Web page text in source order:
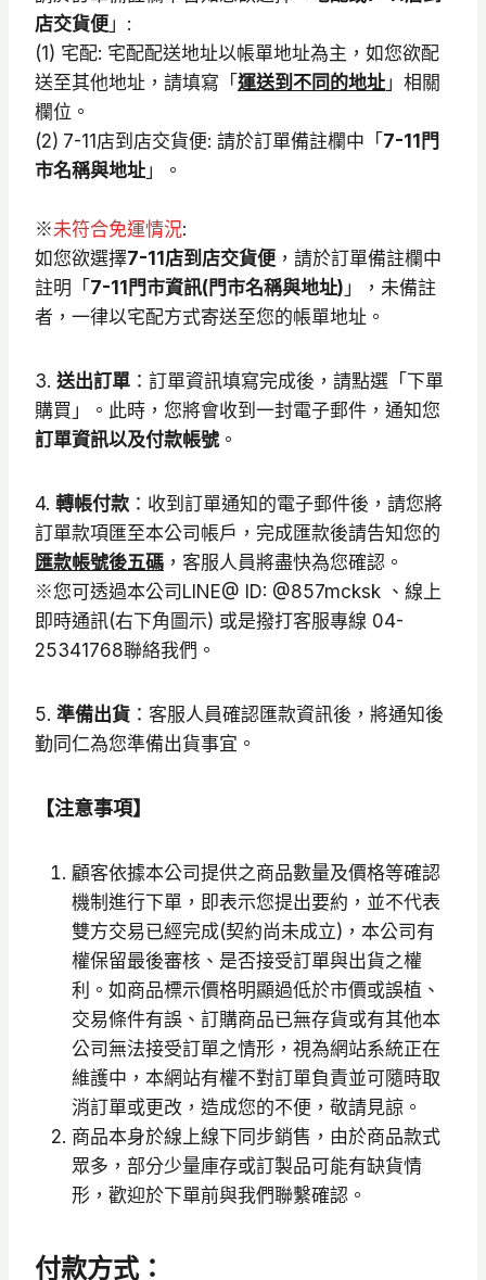
店交貨便 」:
(1) 宅配: 宅配配送地址以帳單地址為主，如您欲配
送至其他地址，請填寫「 運送到不同的地址 」相關
欄位。
(2) 7-11店到店交貨便: 請於訂單備註欄中「 7-11門
市名稱與地址 」。
※未符合免運情況:
如您欲選擇7-11店到店交貨便 ，請於訂單備註欄中
註明「 7-11門市資訊(門市名稱與地址) 」，未備註
者，一律以宅配方式寄送至您的帳單地址。
3. 送出訂單 ：訂單資訊填寫完成後，請點選「下單
購買」。此時，您將會收到一封電子郵件，通知您
訂單資訊以及付款帳號 。
4. 轉帳付款 ：收到訂單通知的電子郵件後，請您將
訂單款項匯至本公司帳戶，完成匯款後請告知您的
匯款帳號後五碼 ，客服人員將盡快為您確認。
※您可透過本公司LINE@ ID: @857mcksk 、線上
即時通訊(右下角圖示) 或是撥打客服專線 04-
25341768聯絡我們。
5. 準備出貨 ：客服人員確認匯款資訊後，將通知後
勤同仁為您準備出貨事宜。
【注意事項】
顧客依據本公司提供之商品數量及價格等確認
機制進行下單，即表示您提出要約，並不代表
雙方交易已經完成(契約尚未成立)，本公司有
權保留最後審核、是否接受訂單與出貨之權
利。如商品標示價格明顯過低於市價或誤植、
交易條件有誤、訂購商品已無存貨或有其他本
公司無法接受訂單之情形，視為網站系統正在
維護中，本網站有權不對訂單負責並可隨時取
消訂單或更改，造成您的不便，敬請見諒。
商品本身於線上線下同步銷售，由於商品款式
眾多，部分少量庫存或訂製品可能有缺貨情
形，歡迎於下單前與我們聯繫確認。
付款方式：